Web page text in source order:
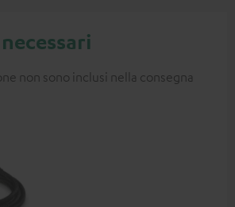
non sono inclusi nella consegna